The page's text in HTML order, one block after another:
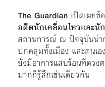
The Guardian เปิดเผย
อดีตนักเคลื่อนไหวและนั
สถานการณ์ ณ ปัจจุบันน่า
ปกคลุมทั้งเมือง และตนเอ
ยังมีอาการแสบร้อนที่ดวง
มากก็รู้สึกเช่นเดียวกัน